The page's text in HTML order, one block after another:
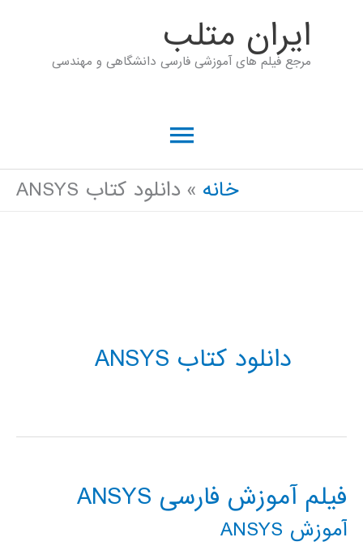
ايران متلب
مرجع فیلم های آموزشی فارسی دانشگاهی و مهندسی
فهرست
اصلی خانه دانلود کتاب ANSYS
دانلود کتاب ANSYS
فیلم آموزش فارسی ANSYS
آموزش ANSYS